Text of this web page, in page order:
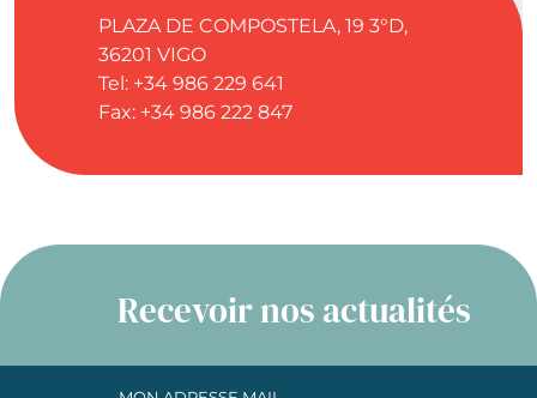
PLAZA DE COMPOSTELA, 19 3°D,
36201 VIGO
Tel: +34 986 229 641
Fax: +34 986 222 847
Recevoir nos actualités